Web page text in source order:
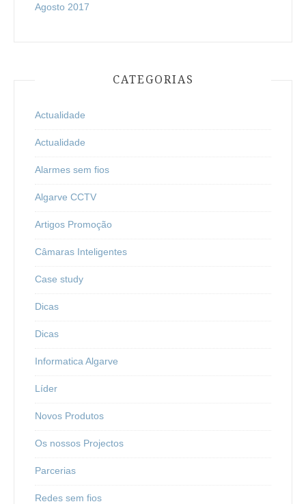
Agosto 2017
CATEGORIAS
Actualidade
Actualidade
Alarmes sem fios
Algarve CCTV
Artigos Promoção
Câmaras Inteligentes
Case study
Dicas
Dicas
Informatica Algarve
Líder
Novos Produtos
Os nossos Projectos
Parcerias
Redes sem fios